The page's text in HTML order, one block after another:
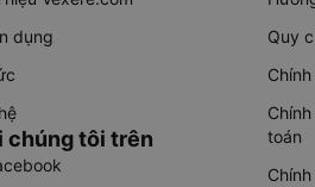
dụng
chúng tôi trên
Quy
toán